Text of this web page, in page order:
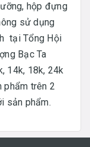
hộp đựng
sử dụng
tại Tổng Hội
Bạc Ta
14k, 18k, 24k
phẩm trên 2
sản phẩm.